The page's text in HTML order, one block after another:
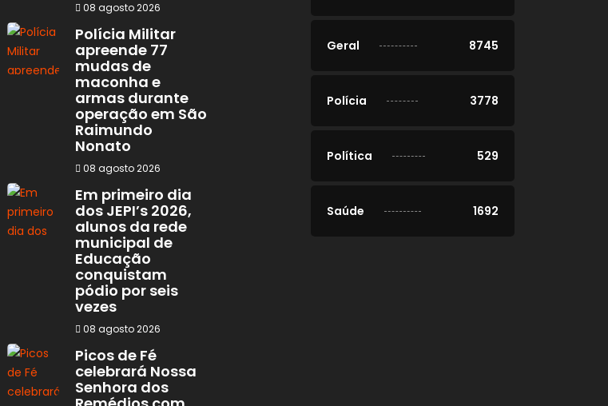
08 agosto 2026
Polícia Militar
apreende 77
mudas de
maconha e
armas durante
operação em São
Raimundo
Nonato
08 agosto 2026
Em primeiro dia
dos JEPI’s 2026,
alunos da rede
municipal de
Educação
conquistam
pódio por seis
vezes
08 agosto 2026
Picos de Fé
celebrará Nossa
Senhora dos
Geral 8745
Polícia 3778
Política 529
Saúde 1692